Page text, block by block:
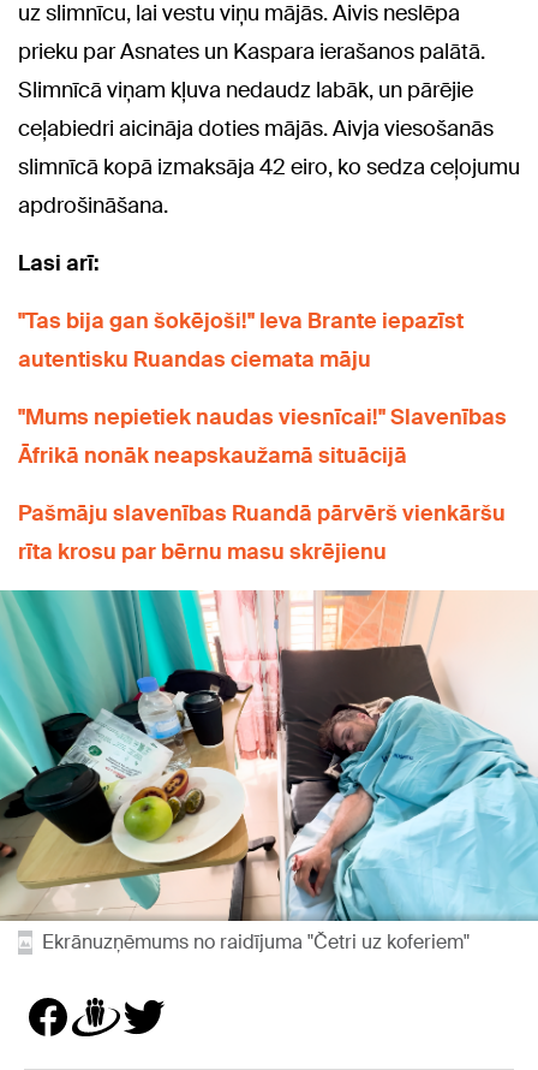
uz slimnīcu, lai vestu viņu mājās. Aivis neslēpa
prieku par Asnates un Kaspara ierašanos palātā.
Slimnīcā viņam kļuva nedaudz labāk, un pārējie
ceļabiedri aicināja doties mājās. Aivja viesošanās
slimnīcā kopā izmaksāja 42 eiro, ko sedza ceļojumu
apdrošināšana.
Lasi arī:
"Tas bija gan šokējoši!" Ieva Brante iepazīst
autentisku Ruandas ciemata māju
"Mums nepietiek naudas viesnīcai!" Slavenības
Āfrikā nonāk neapskaužamā situācijā
Pašmāju slavenības Ruandā pārvērš vienkāršu
rīta krosu par bērnu masu skrējienu
Ekrānuzņēmums no raidījuma "Četri uz koferiem"